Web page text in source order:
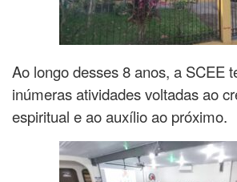
Ao longo desses 8 anos, a SCEE
inúmeras atividades voltadas ao
espiritual e ao auxílio ao próximo.